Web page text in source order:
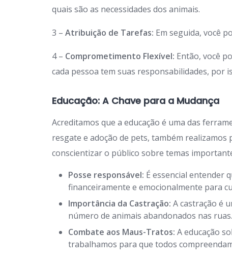
quais são as necessidades dos animais.
3 – Atribuição de Tarefas: Em seguida, você
4 – Comprometimento Flexível: Então, você
cada pessoa tem suas responsabilidades, por
Educação: A Chave para a Mudança
Acreditamos que a educação é uma das
resgate e adoção de pets, também
conscientizar o público sobre temas
Posse responsável: É essencial entender
financeiramente e emocionalmente para
Importância da Castração: A castração é
número de animais abandonados nas ruas.
Combate aos Maus-Tratos: A educação
trabalhamos para que todos